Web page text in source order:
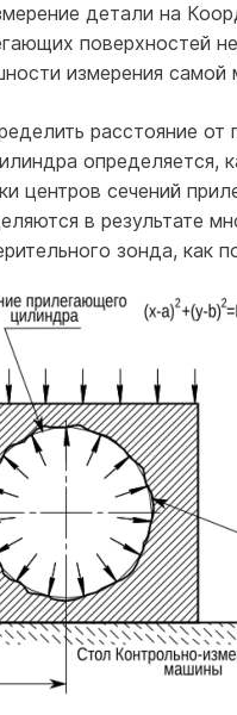
детали на
поверхностей
измерения самой
расстояние от
определяется,
центров сечений
в результате
зонда, как